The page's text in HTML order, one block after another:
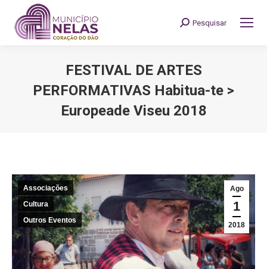
Search:
Pesquisar
FESTIVAL DE ARTES
PERFORMATIVAS Habitua-te >
Europeade Viseu 2018
Ago
1
2018
Associações
Cultura
Outros Eventos